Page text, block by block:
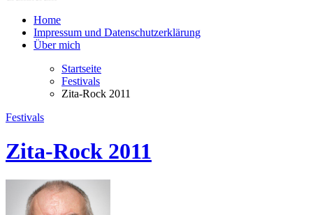
Home
Impressum und Datenschutzerklärung
Über mich
Startseite
Festivals
Zita-Rock 2011
Festivals
Zita-Rock 2011